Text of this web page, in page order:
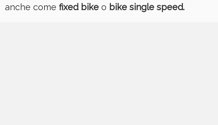
anche come fixed bike o bike single speed.